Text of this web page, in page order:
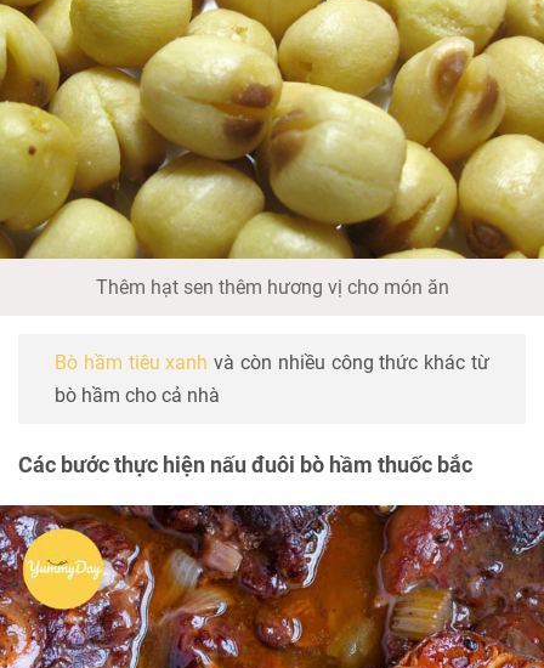
Thêm hạt sen thêm hương vị cho món ăn
Bò hầm tiêu xanh và còn nhiều công thức khác từ
bò hầm cho cả nhà
Các bước thực hiện nấu đuôi bò hầm thuốc bắc